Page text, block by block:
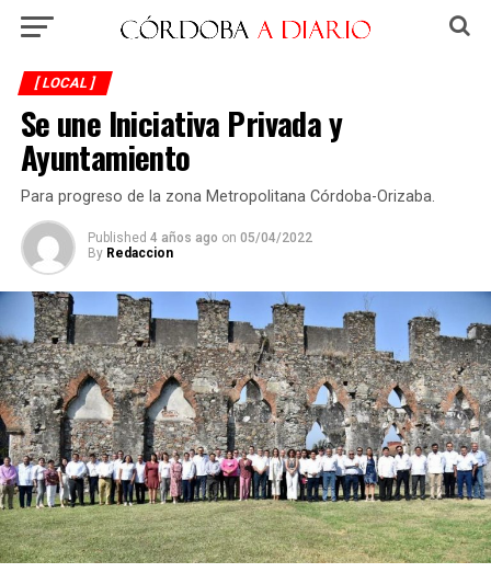
[ LOCAL ]
Se une Iniciativa Privada y
Ayuntamiento
Para progreso de la zona Metropolitana Córdoba-Orizaba.
Published 4 años ago on 05/04/2022
By Redaccion